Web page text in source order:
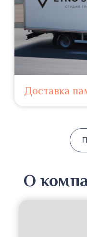
Доставка
О